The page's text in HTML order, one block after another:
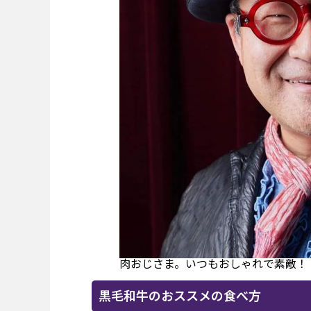
肉おじさま。いつもおしゃれで素敵！
黒毛和牛のおススメの食べ方